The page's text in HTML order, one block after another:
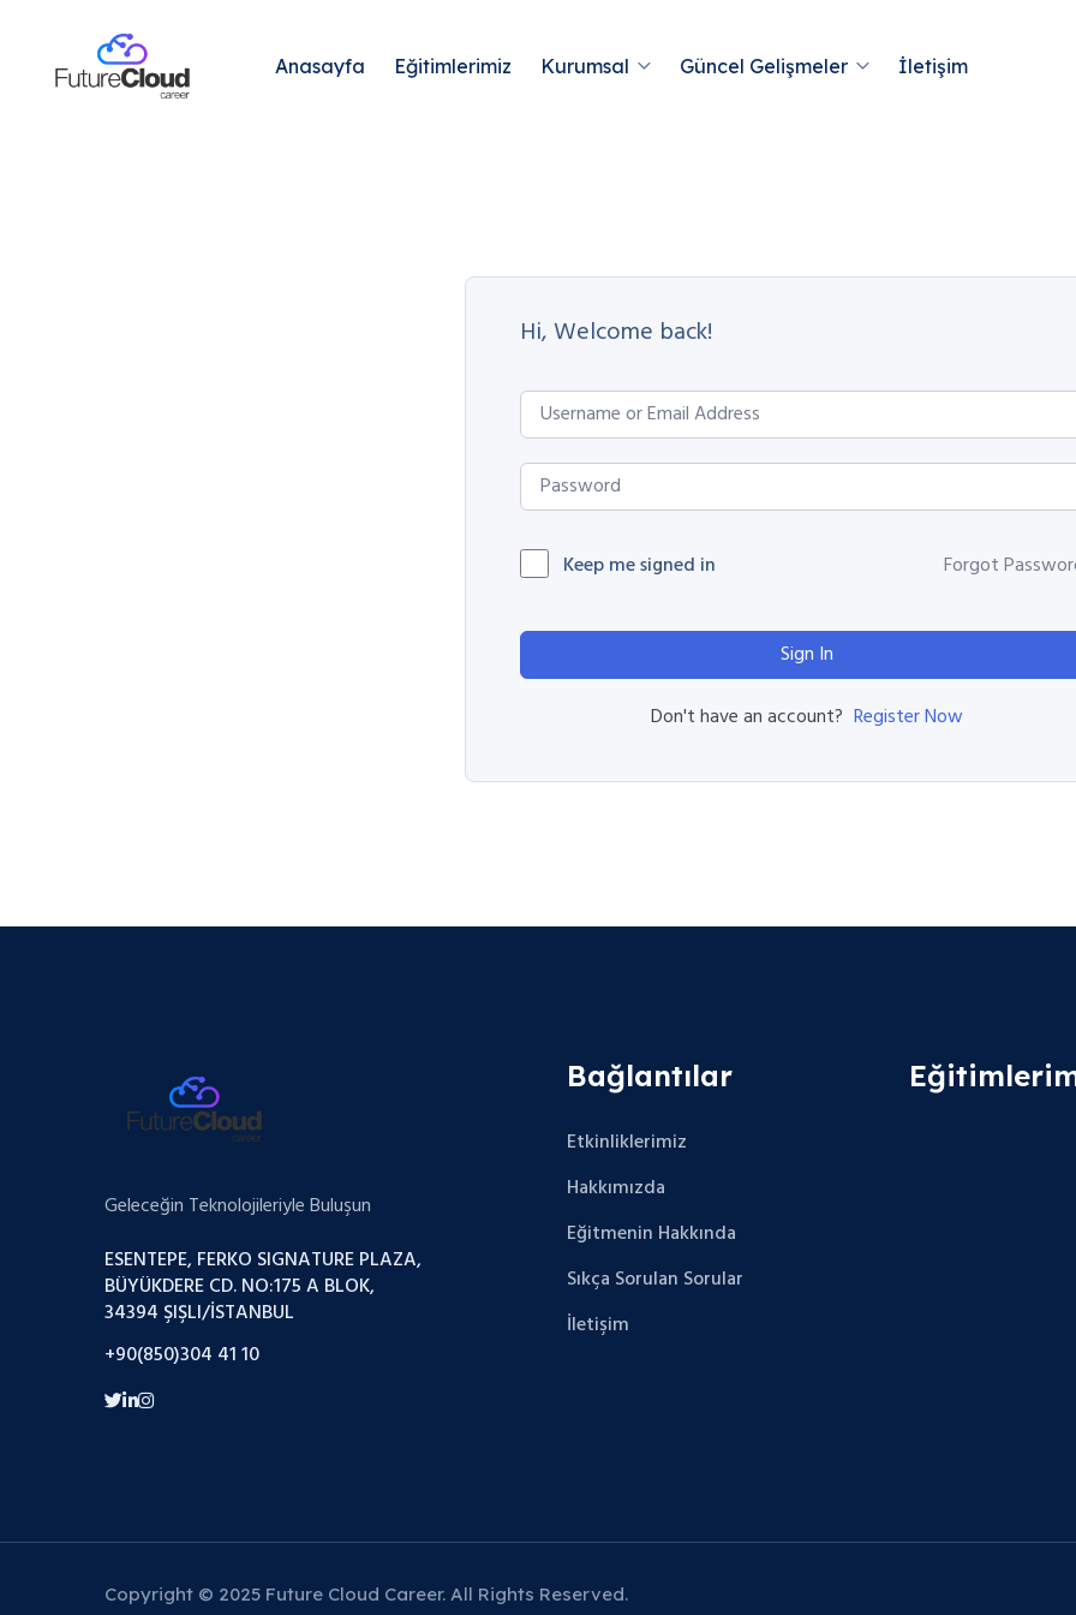
Anasayfa Eğitimlerimiz Kurumsal Güncel Gelişmeler İletişim
Hi, Welcome back!
Keep me signed in Forgot
Sign In
Don't have an account? Register Now
Geleceğin Teknolojileriyle Buluşun
ESENTEPE, FERKO SIGNATURE PLAZA,
BÜYÜKDERE CD. NO:175 A BLOK,
34394 ŞIŞLI/İSTANBUL
+90(850)304 41 10
Bağlantılar
Etkinliklerimiz
Hakkımızda
Eğitmenin Hakkında
Sıkça Sorulan Sorular
İletişim
Copyright © 2025 Future Cloud Career. All Rights Reserved.